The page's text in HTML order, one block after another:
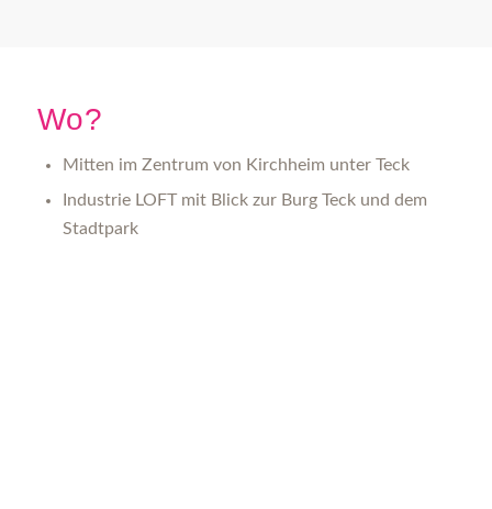
Wo?
Mitten im Zentrum von Kirchheim unter Teck
Industrie LOFT mit Blick zur Burg Teck und dem
Stadtpark